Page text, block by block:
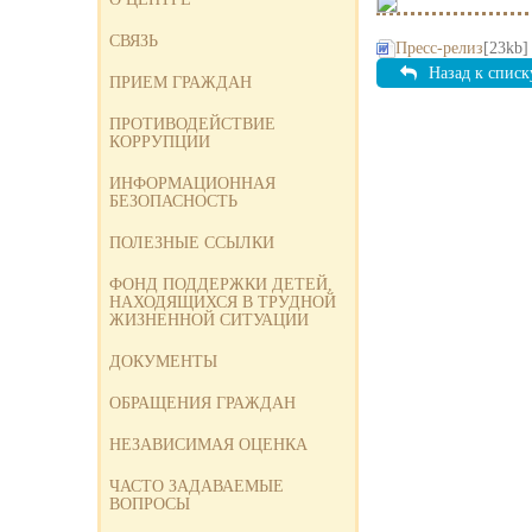
СВЯЗЬ
ПРИЕМ ГРАЖДАН
ПРОТИВОДЕЙСТВИЕ
КОРРУПЦИИ
ИНФОРМАЦИОННАЯ
БЕЗОПАСНОСТЬ
ПОЛЕЗНЫЕ ССЫЛКИ
ФОНД ПОДДЕРЖКИ ДЕТЕЙ,
НАХОДЯЩИХСЯ В ТРУДНОЙ
ЖИЗНЕННОЙ СИТУАЦИИ
ДОКУМЕНТЫ
ОБРАЩЕНИЯ ГРАЖДАН
НЕЗАВИСИМАЯ ОЦЕНКА
ЧАСТО ЗАДАВАЕМЫЕ
ВОПРОСЫ
Пресс-релиз [23kb]
Назад к